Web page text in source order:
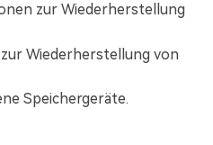
zur Wiederherstellung
Wiederherstellung von
Speichergeräte.